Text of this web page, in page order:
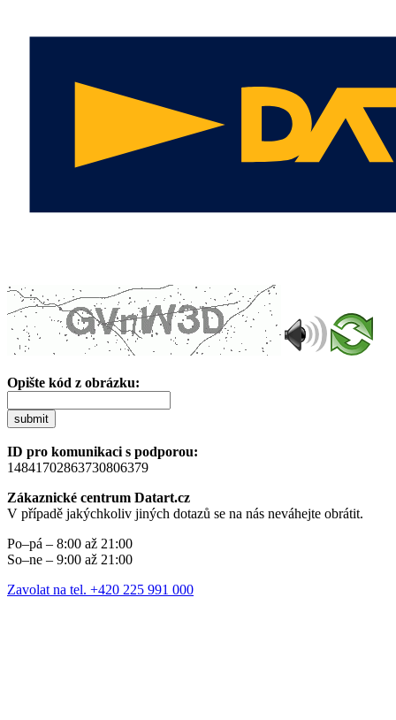
Opište kód z obrázku:
submit
ID pro komunikaci s podporou:
14841702863730806379
Zákaznické centrum Datart.cz
V případě jakýchkoliv jiných dotazů se na nás neváhejte obrátit.
Po–pá – 8:00 až 21:00
So–ne – 9:00 až 21:00
Zavolat na tel. +420 225 991 000